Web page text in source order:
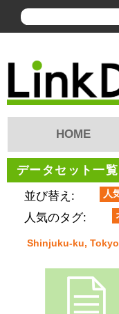
HOME
データセット一覧
並び替え:
人
人気のタグ:
Shinjuku-ku,